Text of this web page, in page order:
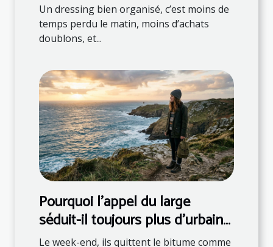
Un dressing bien organisé, c’est moins de
temps perdu le matin, moins d’achats
doublons, et...
Pourquoi l’appel du large
séduit-il toujours plus d’urbains
?
Le week-end, ils quittent le bitume comme